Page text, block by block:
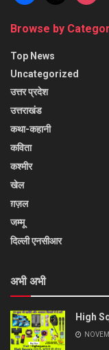
Browse by
Top News
Uncategorized
उत्तर प्रदेश
उत्तराखंड
कथा-कहानी
कविता
कश्मीर
खेल
ग़ज़ल
जम्मू
दिल्ली एनसीआर
अभी अभी
High